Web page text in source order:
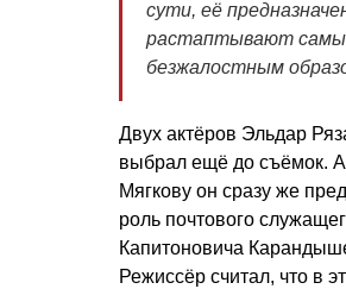
сути, её
растаптывают
безжалостным
Двух актёров Эльдар
выбрал ещё до съёмок.
Мягкову он сразу же
роль почтового
Капитоновича
Режиссёр считал, что в